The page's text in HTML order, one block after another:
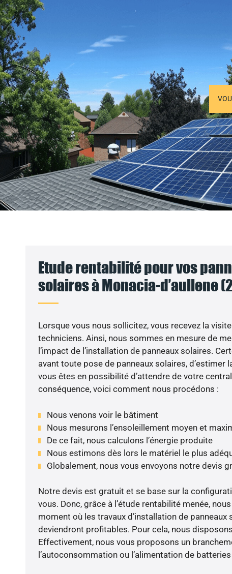
Etude rentabilité pour vos
solaires à Monacia-d’aullene
Lorsque vous nous sollicitez, vous recevez la visite
techniciens. Ainsi, nous sommes en mesure de
l’impact de l’installation de panneaux solaires.
avant toute pose de panneaux solaires, d’estimer
vous êtes en possibilité d’attendre de votre
conséquence, voici comment nous procédons :
Nous venons voir le bâtiment
Nous mesurons l’ensoleillement moyen et
De ce fait, nous calculons l’énergie produite
Nous estimons dès lors le matériel le plus
Globalement, nous vous envoyons notre devis
Notre devis est gratuit et se base sur la
vous. Donc, grâce à l’étude rentabilité menée,
moment où les travaux d’installation de
deviendront profitables. Pour cela, nous
Effectivement, nous vous proposons un
l’autoconsommation ou l’alimentation de